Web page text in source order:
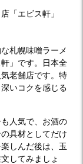
札幌味噌ラーメ
」です。日本全
老舗店です。特
いコクを感じる
人気で、お酒の
具材としてだけ
しんだ後は、玉
してみましょ